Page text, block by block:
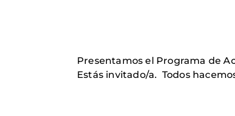
Presentamos el Programa de
Estás invitado/a. Todos